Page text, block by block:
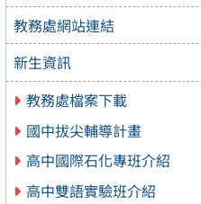
教務處網站連結
新生資訊
教務處檔案下載
國中拔尖輔導計畫
高中國際石化專班介紹
高中雙語實驗班介紹